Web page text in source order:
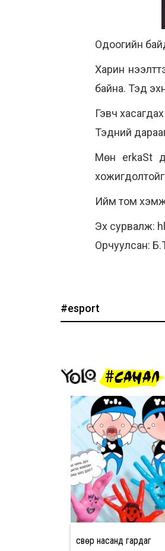
Одоогийн
Харин
байна. Тэд
Гэвч
Тэдний
Мөн erkaSt
Ийм том
Эх сурвалж:
Орчуулсан:
#esport
#САНАЛ
Өсвөр насанд гардаг